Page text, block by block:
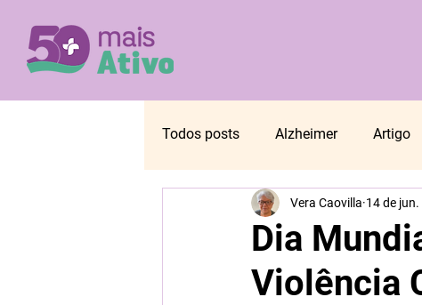
Todos posts Alzheimer Artigo
Envelhecimento Inclusão
Dia
Violência
Vera Caovilla 14 de